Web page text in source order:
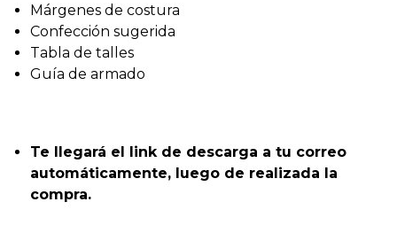
Márgenes de costura
Confección sugerida
Tabla de talles
Guía de armado
Te llegará el link de descarga a tu correo
automáticamente, luego de realizada la
compra.